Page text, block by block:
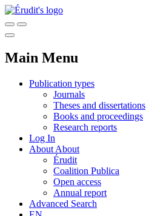
Main Menu
Publication types
Journals
Theses and dissertations
Books and proceedings
Research reports
Log In
About About
Érudit
Coalition Publica
Open access
Annual report
Advanced Search